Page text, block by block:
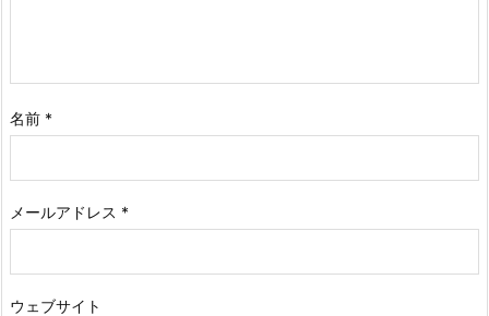
名前 *
メールアドレス *
ウェブサイト